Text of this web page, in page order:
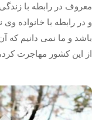
معروف در رابطه با
و در رابطه با خانواده
باشد و ما نمی دانیم که
از این کشور مهاجرت